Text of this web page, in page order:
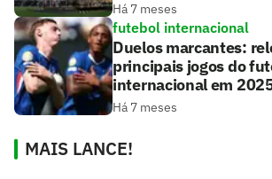
Há 7 meses
futebol internacional
Duelos marcantes:
principais jogos do
internacional em
Há 7 meses
MAIS LANCE!